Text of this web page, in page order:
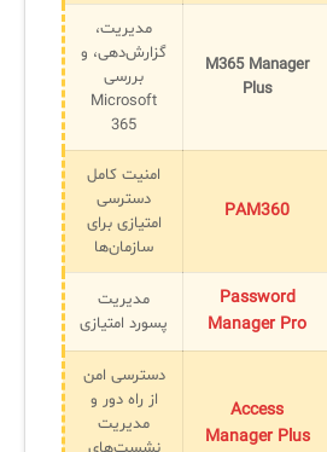
M365 Manager
Plus
مدیریت،
گزارش‌دهی، و
بررسی
Microsoft
365
PAM360
امنیت کامل
دسترسی
امتیازی برای
سازمان‌ها
Password
Manager Pro
مدیریت
پسورد امتیازی
Access
Manager Plus
دسترسی امن
از راه دور و
مدیریت